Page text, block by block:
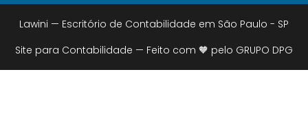
Lawini — Escritório de Contabilidade em São Paulo - SP
Site para Contabilidade — Feito com 🧡 pelo GRUPO DPG